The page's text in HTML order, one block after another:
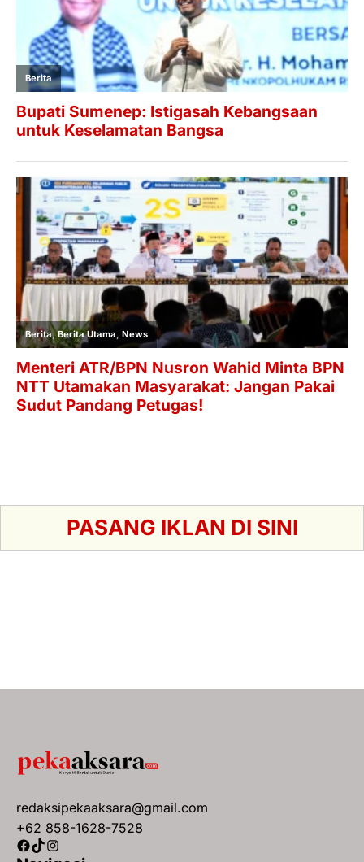
PASANG IKLAN DI SINI
redaksipekaaksara@gmail.com
+62 858-1628-7528
Facebook
TikTok
Instagram